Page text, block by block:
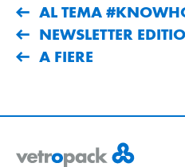
AL TEMA
NEWSLETTER
A FIERE